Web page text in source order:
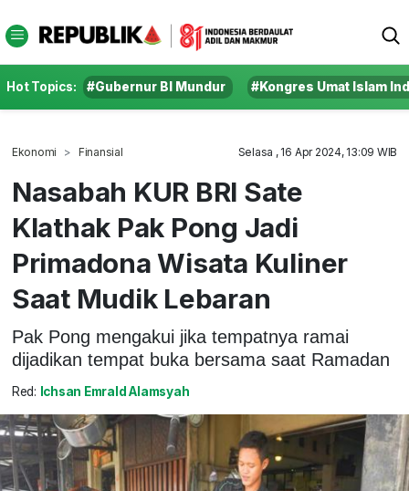
Hot Topics: #Gubernur BI Mundur #Kongres Umat Islam
Ekonomi Finansial Selasa , 16 Apr 2024, 13:09 WIB
Nasabah KUR BRI Sate
Klathak Pak Pong Jadi
Primadona Wisata Kuliner
Saat Mudik Lebaran
Pak Pong mengakui jika tempatnya ramai
dijadikan tempat buka bersama saat Ramadan
Red: Ichsan Emrald Alamsyah